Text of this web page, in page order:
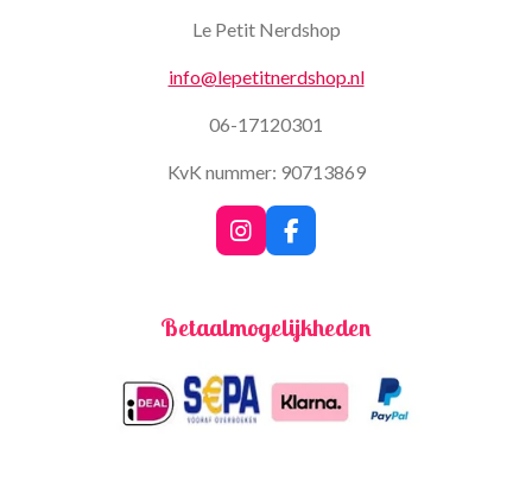
Le Petit Nerdshop
info@lepetitnerdshop.nl
06-17120301
KvK nummer: 90713869
I
n
a
r
a
m
F
a
b
k
Betaalmogelijkheden